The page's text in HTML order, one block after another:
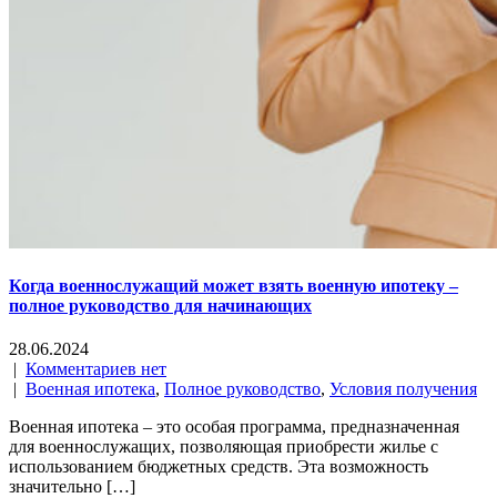
Когда военнослужащий может взять военную ипотеку –
полное руководство для начинающих
28.06.2024
| Комментариев нет
| Военная ипотека, Полное руководство, Условия получения
Военная ипотека – это особая программа, предназначенная
для военнослужащих, позволяющая приобрести жилье с
использованием бюджетных средств. Эта возможность
значительно […]